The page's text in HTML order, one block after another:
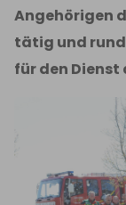
Angehörigen
tätig und rund
für den